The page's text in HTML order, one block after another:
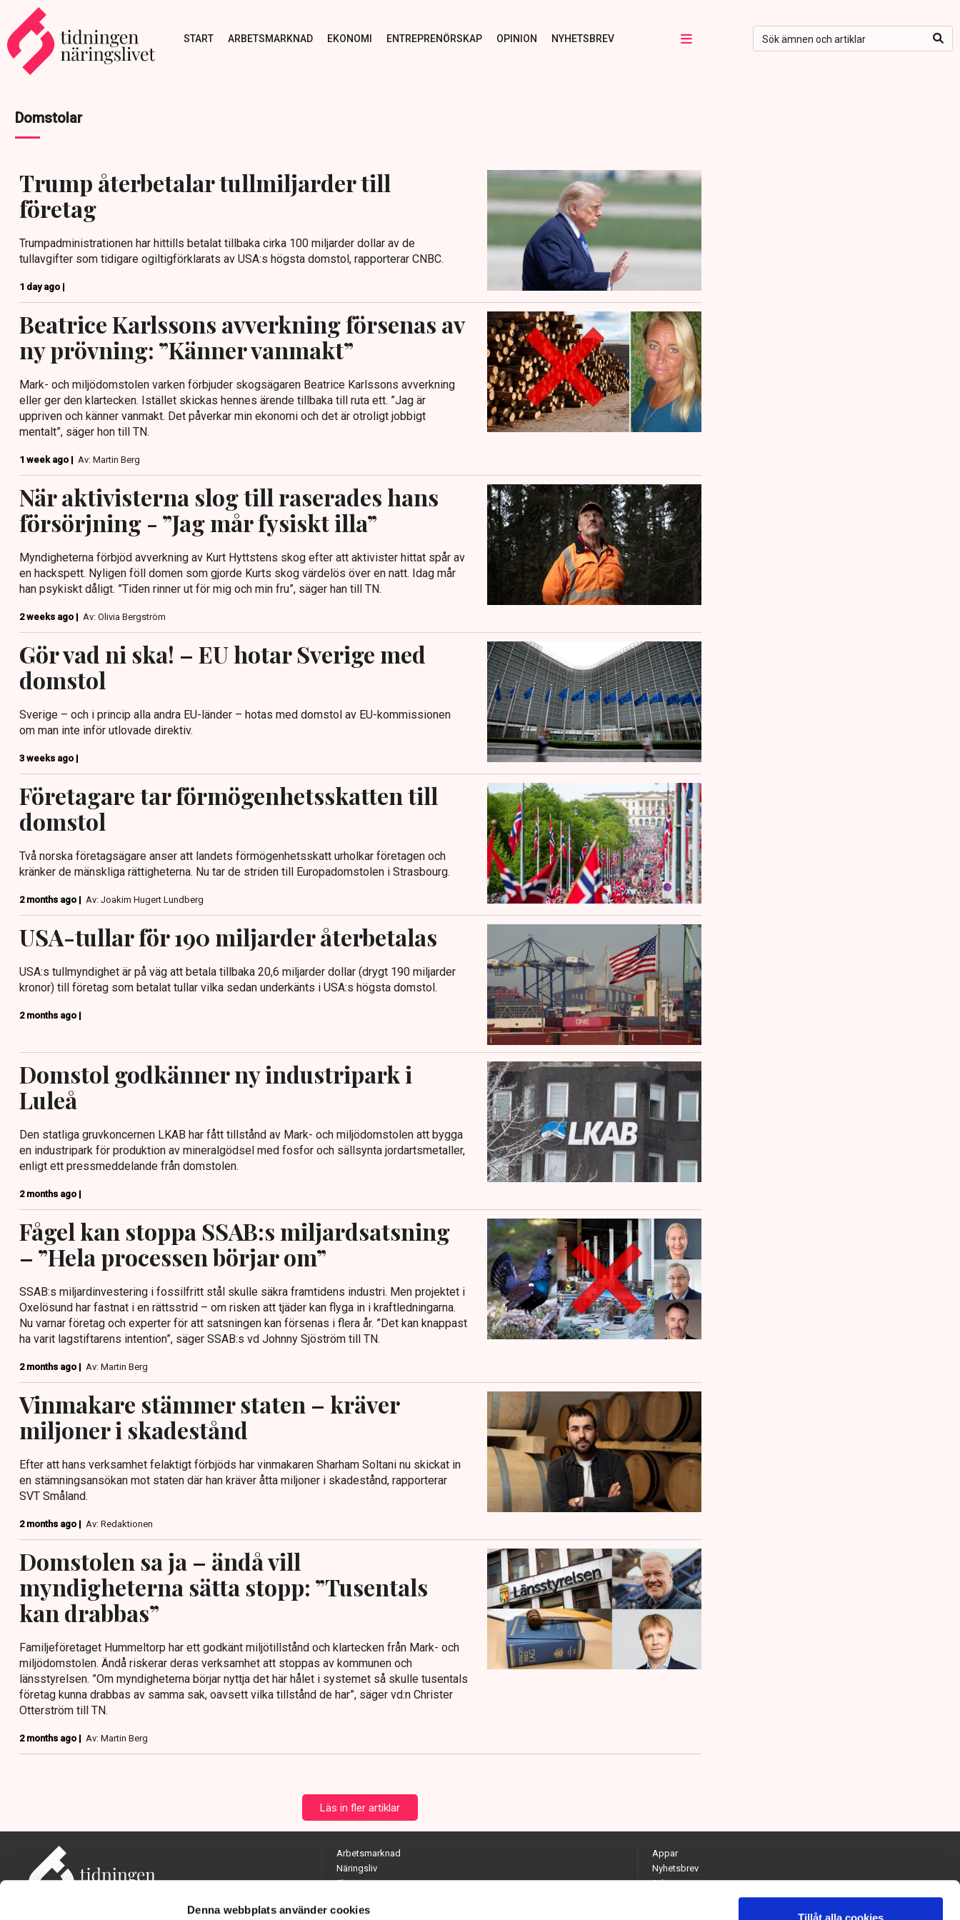
Denna webbplats använder cookies
START ARBETSMARKNAD EKONOMI ENTREPRENÖRSKAP OPINION NYHETSBREV
Domstolar
Trump återbetalar tullmiljarder till
företag
Trumpadministrationen har hittills betalat tillbaka cirka 100 miljarder dollar av de
tullavgifter som tidigare ogiltigförklarats av USA:s högsta domstol, rapporterar CNBC.
1 day ago |
Beatrice Karlssons avverkning försenas av
ny prövning: ”Känner vanmakt”
Mark- och miljödomstolen varken förbjuder skogsägaren Beatrice Karlssons avverkning
eller ger den klartecken. Istället skickas hennes ärende tillbaka till ruta ett. ”Jag är
uppriven och känner vanmakt. Det påverkar min ekonomi och det är otroligt jobbigt
mentalt”, säger hon till TN.
1 week ago | Av: Martin Berg
När aktivisterna slog till raserades hans
försörjning - ”Jag mår fysiskt illa”
Myndigheterna förbjöd avverkning av Kurt Hyttstens skog efter att aktivister hittat spår av
en hackspett. Nyligen föll domen som gjorde Kurts skog värdelös över en natt. Idag mår
han psykiskt dåligt. ”Tiden rinner ut för mig och min fru”, säger han till TN.
2 weeks ago | Av: Olivia Bergström
Gör vad ni ska! – EU hotar Sverige med
domstol
Sverige – och i princip alla andra EU-länder – hotas med domstol av EU-kommissionen
om man inte inför utlovade direktiv.
3 weeks ago |
Företagare tar förmögenhetsskatten till
domstol
Två norska företagsägare anser att landets förmögenhetsskatt urholkar företagen och
kränker de mänskliga rättigheterna. Nu tar de striden till Europadomstolen i Strasbourg.
2 months ago | Av: Joakim Hugert Lundberg
USA-tullar för 190 miljarder återbetalas
USA:s tullmyndighet är på väg att betala tillbaka 20,6 miljarder dollar (drygt 190 miljarder
kronor) till företag som betalat tullar vilka sedan underkänts i USA:s högsta domstol.
2 months ago |
Domstol godkänner ny industripark i
Luleå
Den statliga gruvkoncernen LKAB har fått tillstånd av Mark- och miljödomstolen att bygga
en industripark för produktion av mineralgödsel med fosfor och sällsynta jordartsmetaller,
enligt ett pressmeddelande från domstolen.
2 months ago |
Fågel kan stoppa SSAB:s miljardsatsning
– ”Hela processen börjar om”
SSAB:s miljardinvestering i fossilfritt stål skulle säkra framtidens industri. Men projektet i
Oxelösund har fastnat i en rättsstrid – om risken att tjäder kan flyga in i kraftledningarna.
Nu varnar företag och experter för att satsningen kan försenas i flera år. ”Det kan knappast
ha varit lagstiftarens intention”, säger SSAB:s vd Johnny Sjöström till TN.
2 months ago | Av: Martin Berg
Vinmakare stämmer staten – kräver
miljoner i skadestånd
Efter att hans verksamhet felaktigt förbjöds har vinmakaren Sharham Soltani nu skickat in
en stämningsansökan mot staten där han kräver åtta miljoner i skadestånd, rapporterar
SVT Småland.
2 months ago | Av: Redaktionen
Domstolen sa ja – ändå vill
myndigheterna sätta stopp: ”Tusentals
kan drabbas”
Familjeföretaget Hummeltorp har ett godkänt miljötillstånd och klartecken från Mark- och
miljödomstolen. Ändå riskerar deras verksamhet att stoppas av kommunen och
länsstyrelsen. ”Om myndigheterna börjar nyttja det här hålet i systemet så skulle tusentals
företag kunna drabbas av samma sak, oavsett vilka tillstånd de har”, säger vd:n Christer
Otterström till TN.
2 months ago | Av: Martin Berg
Läs in fler artiklar
Arbetsmarknad
Näringsliv
Ekonomi
Opinion
Appar
Nyhetsbrev
Arkiv
Kontakta redaktionen